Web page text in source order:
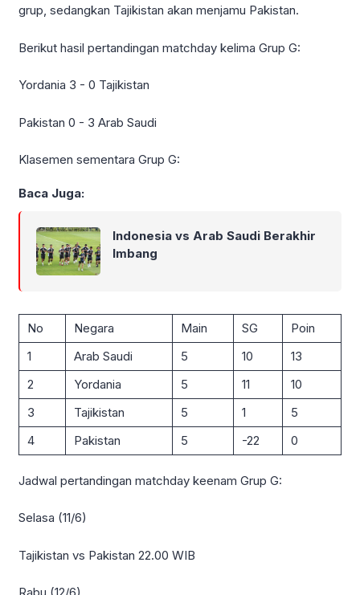
grup, sedangkan Tajikistan akan menjamu Pakistan.
Berikut hasil pertandingan matchday kelima Grup G:
Yordania 3 - 0 Tajikistan
Pakistan 0 - 3 Arab Saudi
Klasemen sementara Grup G:
Baca Juga:
Indonesia vs Arab Saudi Berakhir
Imbang
No Negara Main SG
Poin
1
Arab Saudi 5 10
13
2
Yordania 5 11
10
3
Tajikistan 5 1
5
4
Pakistan 5 -22 0
Jadwal pertandingan matchday keenam Grup G:
Selasa (11/6)
Tajikistan vs Pakistan 22.00 WIB